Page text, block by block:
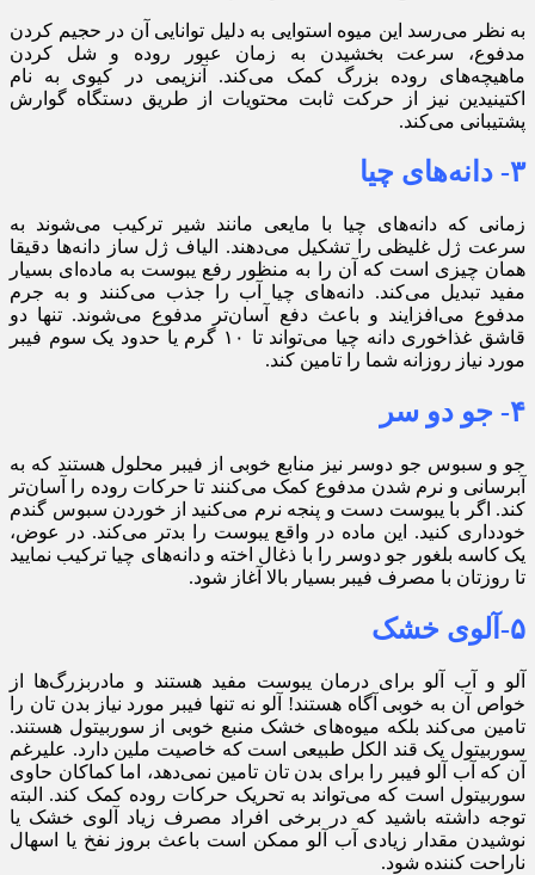
به نظر می‌رسد این میوه استوایی به دلیل توانایی آن در حجیم کردن
مدفوع، سرعت بخشیدن به زمان عبور روده و شل کردن
ماهیچه‌های روده بزرگ کمک می‌کند. آنزیمی در کیوی به نام
اکتینیدین نیز از حرکت ثابت محتویات از طریق دستگاه گوارش
پشتیبانی می‌کند.
۳- دانه‌های چیا
زمانی که دانه‌های چیا با مایعی مانند شیر ترکیب می‌شوند به
سرعت ژل غلیظی را تشکیل می‌دهند. الیاف ژل ساز دانه‌ها دقیقا
همان چیزی است که آن را به منظور رفع یبوست به ماده‌ای بسیار
مفید تبدیل می‌کند. دانه‌های چیا آب را جذب می‌کنند و به جرم
مدفوع می‌افزایند و باعث دفع آسان‌تر مدفوع می‌شوند. تنها دو
قاشق غذاخوری دانه چیا می‌تواند تا ۱۰ گرم یا حدود یک سوم فیبر
مورد نیاز روزانه شما را تامین کند.
۴- جو دو سر
جو و سبوس جو دوسر نیز منابع خوبی از فیبر محلول هستند که به
آبرسانی و نرم شدن مدفوع کمک می‌کنند تا حرکات روده را آسان‌تر
کند. اگر با یبوست دست و پنجه نرم می‌کنید از خوردن سبوس گندم
خودداری کنید. این ماده در واقع یبوست را بدتر می‌کند. در عوض،
یک کاسه بلغور جو دوسر را با ذغال اخته و دانه‌های چیا ترکیب نمایید
تا روزتان با مصرف فیبر بسیار بالا آغاز شود.
۵-آلوی خشک
آلو و آب آلو برای درمان یبوست مفید هستند و مادربزرگ‌ها از
خواص آن به خوبی آگاه هستند! آلو نه تنها فیبر مورد نیاز بدن تان را
تامین می‌کند بلکه میوه‌های خشک منبع خوبی از سوربیتول هستند.
سوربیتول یک قند الکل طبیعی است که خاصیت ملین دارد. علیرغم
آن که آب آلو فیبر را برای بدن تان تامین نمی‌دهد، اما کماکان حاوی
سوربیتول است که می‌تواند به تحریک حرکات روده کمک کند. البته
توجه داشته باشید که در برخی افراد مصرف زیاد آلوی خشک یا
نوشیدن مقدار زیادی آب آلو ممکن است باعث بروز نفخ یا اسهال
ناراحت کننده شود.